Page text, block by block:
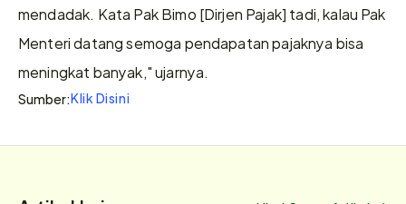
mendadak. Kata Pak Bimo [Dirjen Pajak] tadi, kalau Pak
Menteri datang semoga pendapatan pajaknya bisa
meningkat banyak," ujarnya.
Sumber:Klik Disini